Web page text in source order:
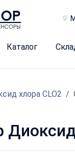
Каталог
хлора CLO2